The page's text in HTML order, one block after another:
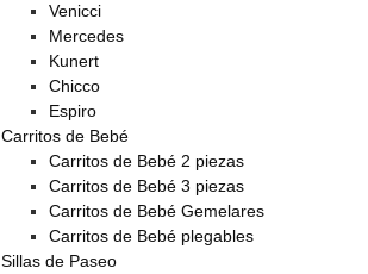
Venicci
Mercedes
Kunert
Chicco
Espiro
Carritos de Bebé
Carritos de Bebé 2 piezas
Carritos de Bebé 3 piezas
Carritos de Bebé Gemelares
Carritos de Bebé plegables
Sillas de Paseo